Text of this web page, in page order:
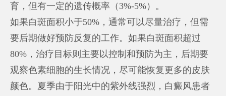
育，但有一定的遗传概率（3%-5%）。
如果白斑面积小于50%，通常可以尽量治疗，但需
要后期做好预防反复的工作。如果白斑面积超过
80%，治疗目标则主要以控制和预防为主，后期要
观察色素细胞的生长情况，尽可能恢复更多的皮肤
颜色。夏季由于阳光中的紫外线强烈，白癜风患者